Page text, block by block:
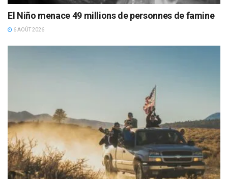
El Niño menace 49 millions de personnes de famine
6 AOÛT 2026